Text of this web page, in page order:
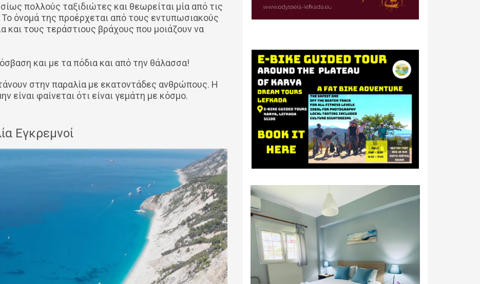
πολλούς ταξιδιώτες και θεωρείται μία από τις
όνομά της προέρχεται από τους εντυπωσιακούς
και τους τεράστιους βράχους που μοιάζουν να
και με τα πόδια και από την θάλασσα!
στην παραλία με εκατοντάδες ανθρώπους. Η
είναι φαίνεται ότι είναι γεμάτη με κόσμο.
Εγκρεμνοί